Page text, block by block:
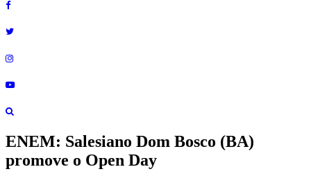
ENEM: Salesiano Dom Bosco (BA)
promove o Open Day